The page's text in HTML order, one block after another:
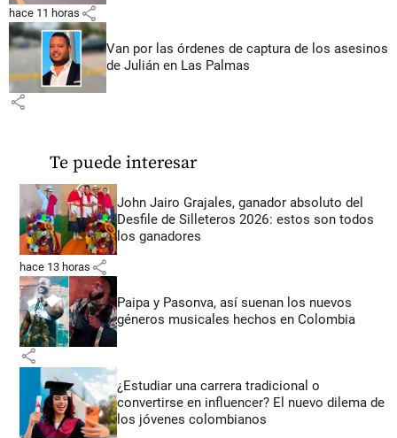
hace 11 horas share
Van por las órdenes de captura de los asesinos
de Julián en Las Palmas
share
Te puede interesar
John Jairo Grajales, ganador absoluto del
Desfile de Silleteros 2026: estos son todos
los ganadores
hace 13 horas share
Paipa y Pasonva, así suenan los nuevos
géneros musicales hechos en Colombia
share
¿Estudiar una carrera tradicional o
convertirse en influencer? El nuevo dilema de
los jóvenes colombianos